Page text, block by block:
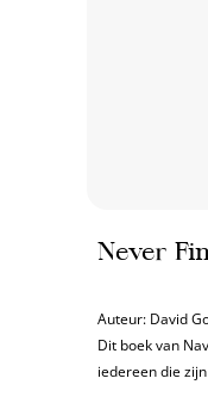
Never
Auteur: David
Dit boek van
iedereen die